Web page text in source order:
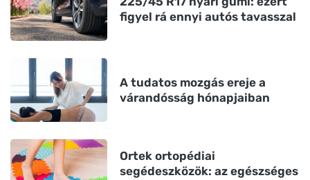
figyel rá ennyi autós tavasszal
A tudatos mozgás ereje a
várandósság hónapjaiban
Ortek ortopédiai
segédeszközök: az egészséges